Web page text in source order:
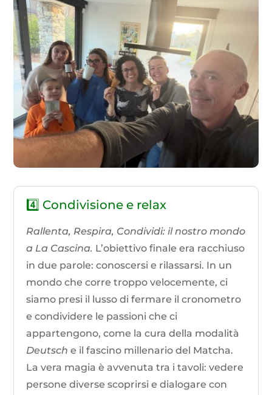
4️⃣ Condivisione e relax
Rallenta, Respira, Condividi: il nostro mondo
a La Cascina. L’obiettivo finale era racchiuso
in due parole: conoscersi e rilassarsi. In un
mondo che corre troppo velocemente, ci
siamo presi il lusso di fermare il cronometro
e condividere le passioni che ci
appartengono, come la cura della modalità
Deutsch e il fascino millenario del Matcha.
La vera magia è avvenuta tra i tavoli: vedere
persone diverse scoprirsi e dialogare con